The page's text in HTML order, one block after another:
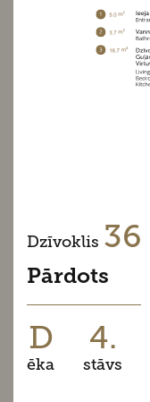
Dzīvoklis 36
Pārdots
D
ēka
4.
stāvs